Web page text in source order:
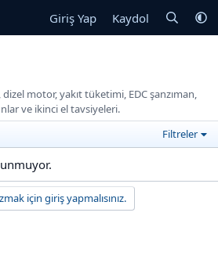
Giriş Yap Kaydol
dizel motor, yakıt tüketimi, EDC şanzıman,
ve ikinci el tavsiyeleri.
Filtreler
için giriş yapmalısınız.